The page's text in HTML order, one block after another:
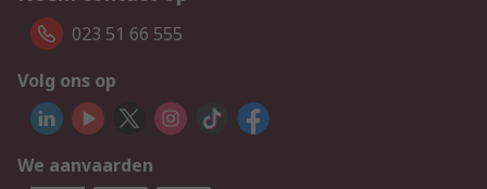
023 51 66 555
Volg ons op
We aanvaarden